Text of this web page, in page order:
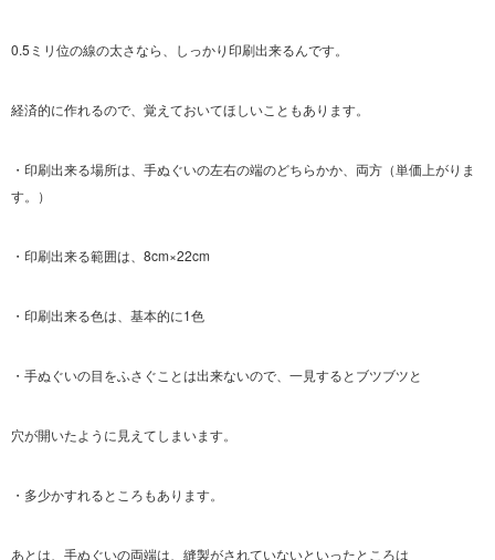
0.5ミリ位の線の太さなら、しっかり印刷出来るんです。
経済的に作れるので、覚えておいてほしいこともあります。
・印刷出来る場所は、手ぬぐいの左右の端のどちらかか、両方（単価上がりま
す。）
・印刷出来る範囲は、8cm×22cm
・印刷出来る色は、基本的に1色
・手ぬぐいの目をふさぐことは出来ないので、一見するとブツブツと
穴が開いたように見えてしまいます。
・多少かすれるところもあります。
あとは、手ぬぐいの両端は、縫製がされていないといったところは